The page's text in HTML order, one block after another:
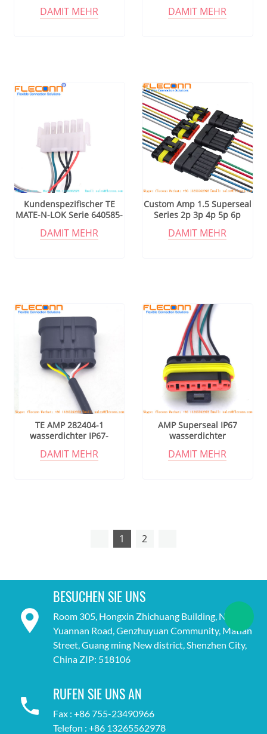
mm Rastermaß
DAMIT MEHR DAMIT MEHR
Kundenspezifischer TE
MATE-N-LOK Serie 640585-
Kabelbaum, 6-polig
DAMIT MEHR
Custom Amp 1.5 Superseal
Series 2p 3p 4p 5p 6p
Steckverbinder-Kabelbaum
DAMIT MEHR
TE AMP 282404-1
wasserdichter IP67-
DAMIT MEHR
AMP Superseal IP67
wasserdichter
282090-1
DAMIT MEHR
1 2
BESUCHEN SIE UNS
Room 305, Hongxin Zhichuang Building, No. 18,
Yuannan Road, Genzhuyuan Community, Matian
Street, Guang ming New district, Shenzhen City,
China ZIP: 518106
RUFEN SIE UNS AN
Fax : +86 755-23490966
Telefon : +86 13265562978